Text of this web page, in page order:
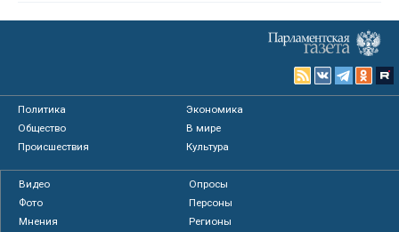
Политика
Экономика
Общество
В мире
Происшествия
Культура
Видео
Опросы
Фото
Персоны
Мнения
Регионы